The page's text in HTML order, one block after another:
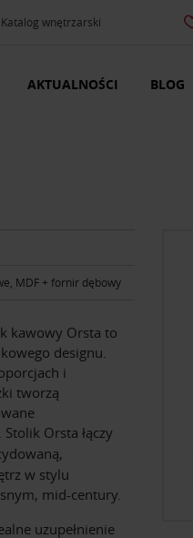
Katalog wnętrzarski
AKTUALNOŚCI BLOG
MDF + fornir dębowy
kawowy Orsta to
designu.
i
tworzą
. Stolik Orsta łączy
w stylu
mid-century.
uzupełnienie